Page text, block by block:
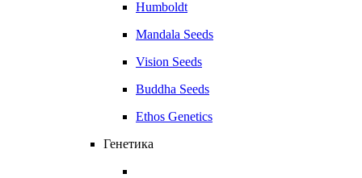
Humboldt
Mandala Seeds
Vision Seeds
Buddha Seeds
Ethos Genetics
Генетика